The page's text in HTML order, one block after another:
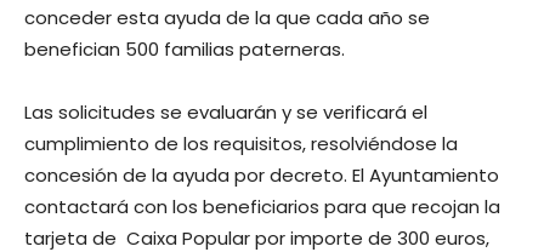
conceder esta ayuda de la que cada año se
benefician 500 familias paterneras.
Las solicitudes se evaluarán y se verificará el
cumplimiento de los requisitos, resolviéndose la
concesión de la ayuda por decreto. El Ayuntamiento
contactará con los beneficiarios para que recojan la
tarjeta de Caixa Popular por importe de 300 euros,